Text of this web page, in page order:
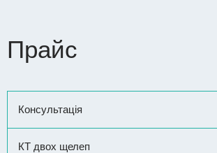
Прайс
Консультація
КТ двох щелеп